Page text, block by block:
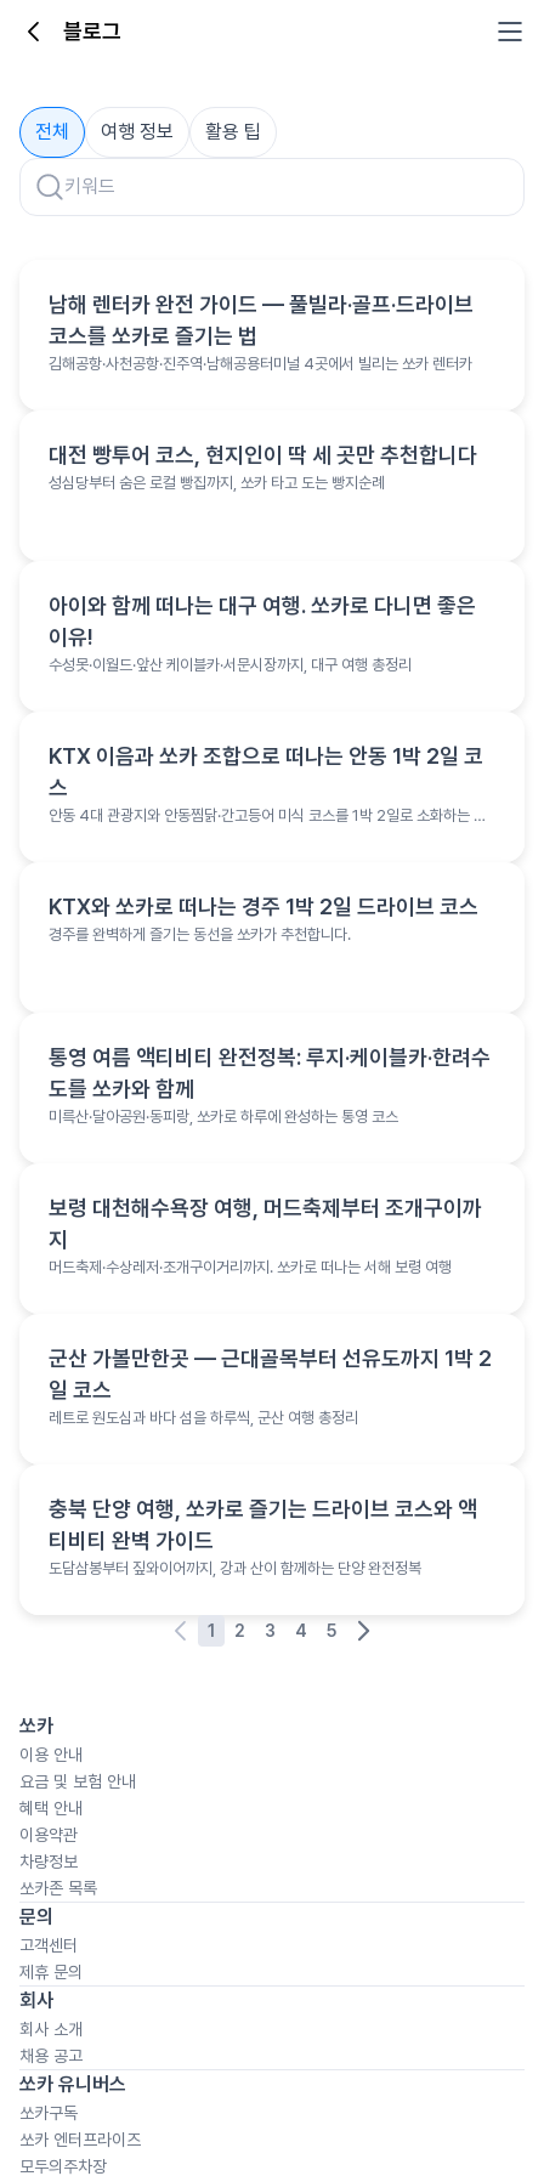
블로그
블로그
전체 여행 정보 활용 팁
여행 정보
남해 렌터카 완전 가이드 — 풀빌라·골프·드라이브
코스를 쏘카로 즐기는 법
김해공항·사천공항·진주역·남해공용터미널 4곳에서 빌리는 쏘카 렌터카
여행 정보
대전 빵투어 코스, 현지인이 딱 세 곳만 추천합니다
성심당부터 숨은 로컬 빵집까지, 쏘카 타고 도는 빵지순례
여행 정보
아이와 함께 떠나는 대구 여행. 쏘카로 다니면 좋은
이유!
수성못·이월드·앞산 케이블카·서문시장까지, 대구 여행 총정리
여행 정보
KTX 이음과 쏘카 조합으로 떠나는 안동 1박 2일 코
스
안동 4대 관광지와 안동찜닭·간고등어 미식 코스를 1박 2일로 소화하는 여
여행 정보
KTX와 쏘카로 떠나는 경주 1박 2일 드라이브 코스
경주를 완벽하게 즐기는 동선을 쏘카가 추천합니다.
여행 정보
통영 여름 액티비티 완전정복: 루지·케이블카·한려수
도를 쏘카와 함께
미륵산·달아공원·동피랑, 쏘카로 하루에 완성하는 통영 코스
여행 정보
보령 대천해수욕장 여행, 머드축제부터 조개구이까
지
머드축제·수상레저·조개구이거리까지. 쏘카로 떠나는 서해 보령 여행
여행 정보
군산 가볼만한곳 — 근대골목부터 선유도까지 1박 2
일 코스
레트로 원도심과 바다 섬을 하루씩, 군산 여행 총정리
여행 정보
충북 단양 여행, 쏘카로 즐기는 드라이브 코스와 액
티비티 완벽 가이드
도담삼봉부터 짚와이어까지, 강과 산이 함께하는 단양 완전정복
1 2 3 4 5
쏘카
이용 안내
요금 및 보험 안내
혜택 안내
이용약관
차량정보
쏘카존 목록
문의
고객센터
제휴 문의
회사
회사 소개
채용 공고
쏘카 유니버스
쏘카구독
쏘카 엔터프라이즈
모두의주차장